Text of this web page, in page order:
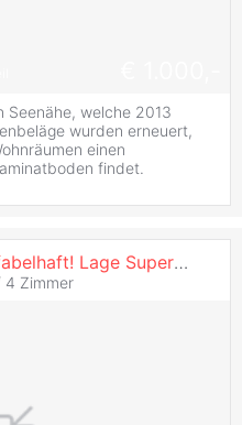
Seenähe, welche 2013
wurden erneuert,
einen
findet.
4-Zimmer, Raumaufteilung fabelhaft! Lage Super - Seenähe! WG-tauglich!
4 Zimmer